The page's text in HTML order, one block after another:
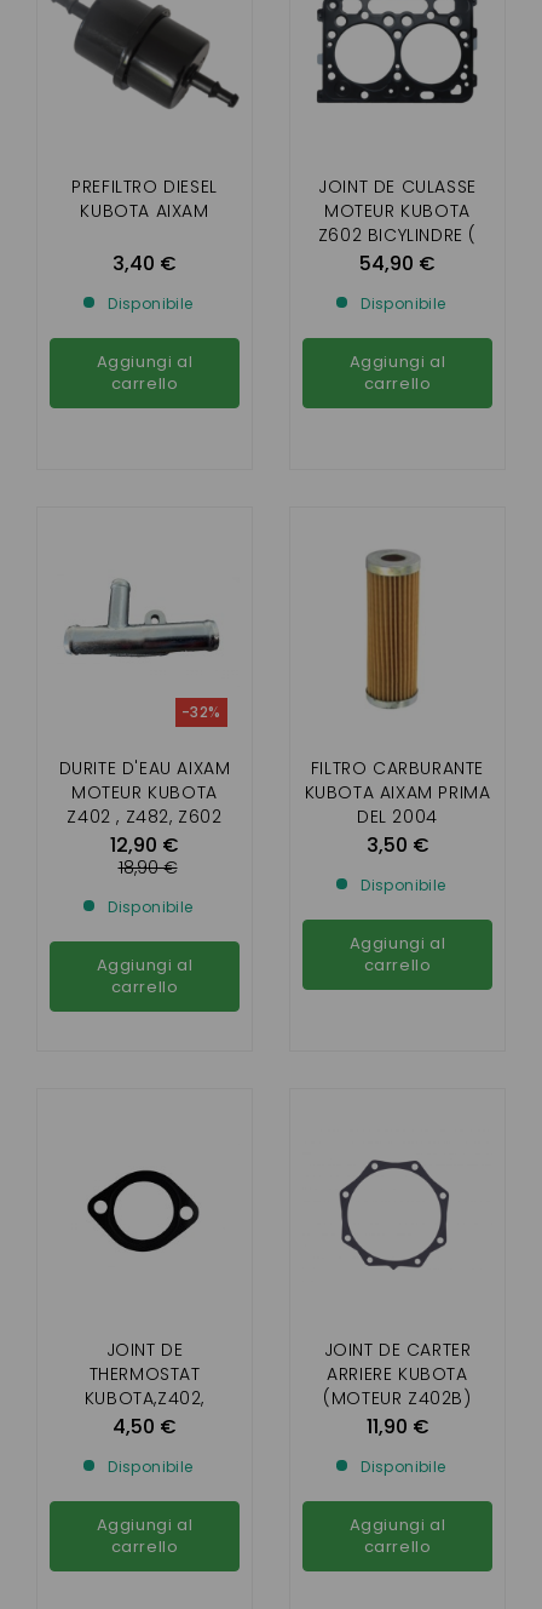
PREFILTRO DIESEL
KUBOTA AIXAM
3,40 €
Disponibile
Aggiungi al
carrello
JOINT DE CULASSE
MOTEUR KUBOTA
Z602 BICYLINDRE (
VOITURETTE 4 PLACES
54,90 €
Disponibile
Aggiungi al
carrello
DURITE D'EAU AIXAM
MOTEUR KUBOTA
Z402 , Z482, Z602
12,90 €
-32%
18,90 €
Disponibile
Aggiungi al
carrello
FILTRO CARBURANTE
KUBOTA AIXAM PRIMA
DEL 2004
3,50 €
Disponibile
Aggiungi al
carrello
JOINT DE
THERMOSTAT
KUBOTA,Z402,
Z482,Z602-AIXAM
4,50 €
Disponibile
Aggiungi al
carrello
JOINT DE CARTER
ARRIERE KUBOTA
(MOTEUR Z402B)
11,90 €
Disponibile
Aggiungi al
carrello